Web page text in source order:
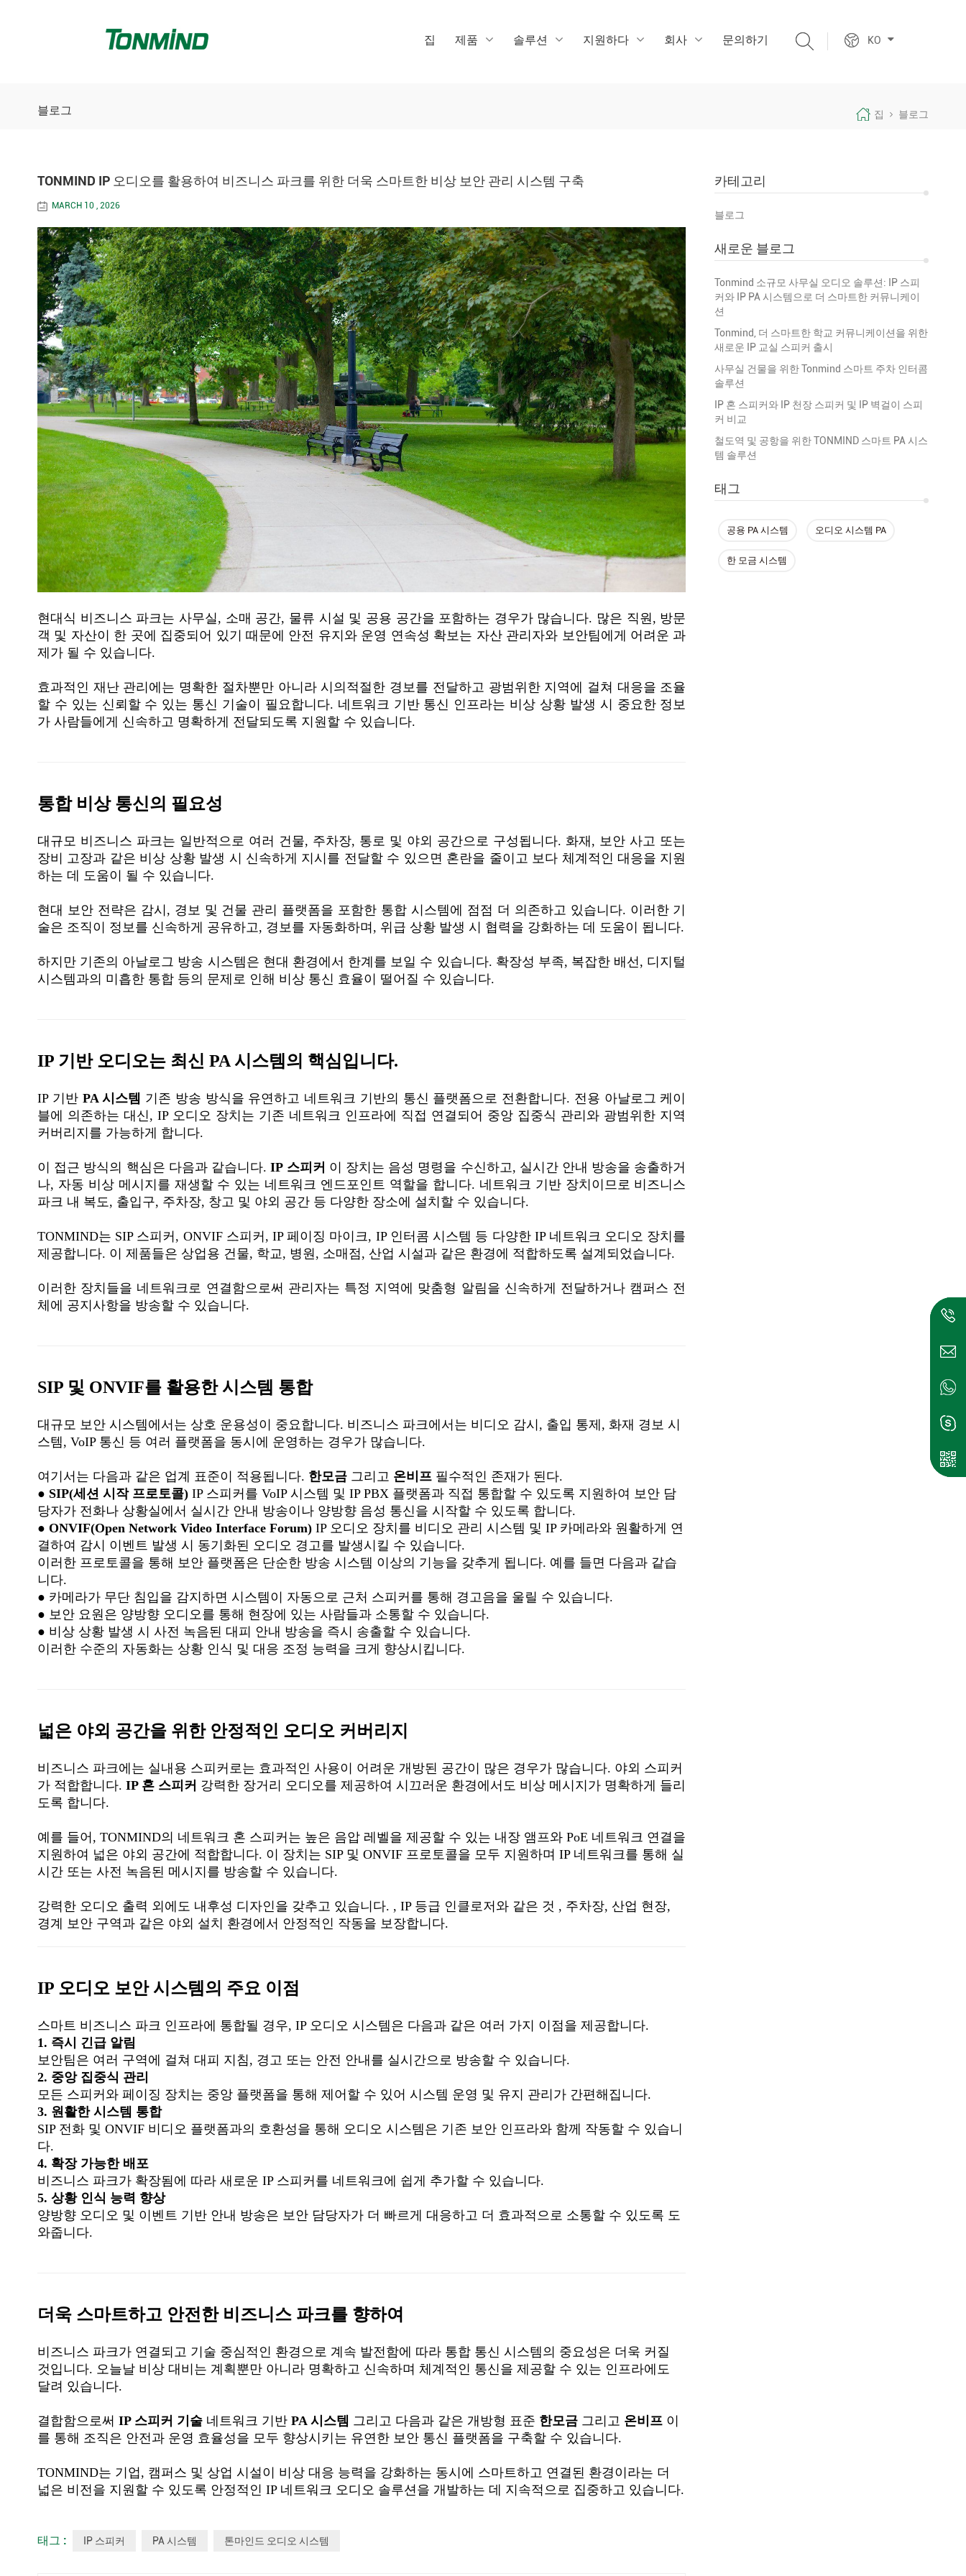
KO
집 제품 솔루션 지원하다 회사 문의하기
블로그 집 블로그
카테고리
블로그
새로운 블로그
Tonmind 소규모 사무실 오디오 솔루션: IP 스피
커와 IP PA 시스템으로 더 스마트한 커뮤니케이
션
Tonmind, 더 스마트한 학교 커뮤니케이션을 위한
새로운 IP 교실 스피커 출시
사무실 건물을 위한 Tonmind 스마트 주차 인터콤
솔루션
IP 혼 스피커와 IP 천장 스피커 및 IP 벽걸이 스피
커 비교
철도역 및 공항을 위한 TONMIND 스마트 PA 시스
템 솔루션
태그
공용 PA 시스템 오디오 시스템 PA
한 모금 시스템
TONMIND IP 오디오를 활용하여 비즈니스 파크를 위한 더욱 스마트한 비상 보안 관리 시스템 구축
MARCH 10 , 2026
현대식 비즈니스 파크는 사무실, 소매 공간, 물류 시설 및 공용 공간을 포함하는 경우가 많습니다. 많은 직원, 방문
객 및 자산이 한 곳에 집중되어 있기 때문에 안전 유지와 운영 연속성 확보는 자산 관리자와 보안팀에게 어려운 과
제가 될 수 있습니다.
효과적인 재난 관리에는 명확한 절차뿐만 아니라 시의적절한 경보를 전달하고 광범위한 지역에 걸쳐 대응을 조율
할 수 있는 신뢰할 수 있는 통신 기술이 필요합니다. 네트워크 기반 통신 인프라는 비상 상황 발생 시 중요한 정보
가 사람들에게 신속하고 명확하게 전달되도록 지원할 수 있습니다.
통합 비상 통신의 필요성
대규모 비즈니스 파크는 일반적으로 여러 건물, 주차장, 통로 및 야외 공간으로 구성됩니다. 화재, 보안 사고 또는
장비 고장과 같은 비상 상황 발생 시 신속하게 지시를 전달할 수 있으면 혼란을 줄이고 보다 체계적인 대응을 지원
하는 데 도움이 될 수 있습니다.
현대 보안 전략은 감시, 경보 및 건물 관리 플랫폼을 포함한 통합 시스템에 점점 더 의존하고 있습니다. 이러한 기
술은 조직이 정보를 신속하게 공유하고, 경보를 자동화하며, 위급 상황 발생 시 협력을 강화하는 데 도움이 됩니다.
하지만 기존의 아날로그 방송 시스템은 현대 환경에서 한계를 보일 수 있습니다. 확장성 부족, 복잡한 배선, 디지털
시스템과의 미흡한 통합 등의 문제로 인해 비상 통신 효율이 떨어질 수 있습니다.
IP 기반 오디오는 최신 PA 시스템의 핵심입니다.
IP 기반 PA 시스템 기존 방송 방식을 유연하고 네트워크 기반의 통신 플랫폼으로 전환합니다. 전용 아날로그 케이
블에 의존하는 대신, IP 오디오 장치는 기존 네트워크 인프라에 직접 연결되어 중앙 집중식 관리와 광범위한 지역
커버리지를 가능하게 합니다.
이 접근 방식의 핵심은 다음과 같습니다.IP 스피커 이 장치는 음성 명령을 수신하고, 실시간 안내 방송을 송출하거
나, 자동 비상 메시지를 재생할 수 있는 네트워크 엔드포인트 역할을 합니다. 네트워크 기반 장치이므로 비즈니스
파크 내 복도, 출입구, 주차장, 창고 및 야외 공간 등 다양한 장소에 설치할 수 있습니다.
TONMIND는 SIP 스피커, ONVIF 스피커, IP 페이징 마이크, IP 인터콤 시스템 등 다양한 IP 네트워크 오디오 장치를
제공합니다. 이 제품들은 상업용 건물, 학교, 병원, 소매점, 산업 시설과 같은 환경에 적합하도록 설계되었습니다.
이러한 장치들을 네트워크로 연결함으로써 관리자는 특정 지역에 맞춤형 알림을 신속하게 전달하거나 캠퍼스 전
체에 공지사항을 방송할 수 있습니다.
SIP 및 ONVIF를 활용한 시스템 통합
대규모 보안 시스템에서는 상호 운용성이 중요합니다. 비즈니스 파크에서는 비디오 감시, 출입 통제, 화재 경보 시
스템, VoIP 통신 등 여러 플랫폼을 동시에 운영하는 경우가 많습니다.
여기서는 다음과 같은 업계 표준이 적용됩니다. 한모금 그리고 온비프 필수적인 존재가 된다.
● SIP(세션 시작 프로토콜)IP 스피커를 VoIP 시스템 및 IP PBX 플랫폼과 직접 통합할 수 있도록 지원하여 보안 담
당자가 전화나 상황실에서 실시간 안내 방송이나 양방향 음성 통신을 시작할 수 있도록 합니다.
●ONVIF(Open Network Video Interface Forum)IP 오디오 장치를 비디오 관리 시스템 및 IP 카메라와 원활하게 연
결하여 감시 이벤트 발생 시 동기화된 오디오 경고를 발생시킬 수 있습니다.
이러한 프로토콜을 통해 보안 플랫폼은 단순한 방송 시스템 이상의 기능을 갖추게 됩니다. 예를 들면 다음과 같습
니다.
● 카메라가 무단 침입을 감지하면 시스템이 자동으로 근처 스피커를 통해 경고음을 울릴 수 있습니다.
● 보안 요원은 양방향 오디오를 통해 현장에 있는 사람들과 소통할 수 있습니다.
● 비상 상황 발생 시 사전 녹음된 대피 안내 방송을 즉시 송출할 수 있습니다.
이러한 수준의 자동화는 상황 인식 및 대응 조정 능력을 크게 향상시킵니다.
넓은 야외 공간을 위한 안정적인 오디오 커버리지
비즈니스 파크에는 실내용 스피커로는 효과적인 사용이 어려운 개방된 공간이 많은 경우가 많습니다. 야외 스피커
가 적합합니다.IP 혼 스피커 강력한 장거리 오디오를 제공하여 시끄러운 환경에서도 비상 메시지가 명확하게 들리
도록 합니다.
예를 들어, TONMIND의 네트워크 혼 스피커는 높은 음압 레벨을 제공할 수 있는 내장 앰프와 PoE 네트워크 연결을
지원하여 넓은 야외 공간에 적합합니다. 이 장치는 SIP 및 ONVIF 프로토콜을 모두 지원하며 IP 네트워크를 통해 실
시간 또는 사전 녹음된 메시지를 방송할 수 있습니다.
강력한 오디오 출력 외에도 내후성 디자인을 갖추고 있습니다. ,IP 등급 인클로저와 같은 것 , 주차장, 산업 현장,
경계 보안 구역과 같은 야외 설치 환경에서 안정적인 작동을 보장합니다.
IP 오디오 보안 시스템의 주요 이점
스마트 비즈니스 파크 인프라에 통합될 경우, IP 오디오 시스템은 다음과 같은 여러 가지 이점을 제공합니다.
1. 즉시 긴급 알림
보안팀은 여러 구역에 걸쳐 대피 지침, 경고 또는 안전 안내를 실시간으로 방송할 수 있습니다.
2. 중앙 집중식 관리
모든 스피커와 페이징 장치는 중앙 플랫폼을 통해 제어할 수 있어 시스템 운영 및 유지 관리가 간편해집니다.
3. 원활한 시스템 통합
SIP 전화 및 ONVIF 비디오 플랫폼과의 호환성을 통해 오디오 시스템은 기존 보안 인프라와 함께 작동할 수 있습니
다.
4. 확장 가능한 배포
비즈니스 파크가 확장됨에 따라 새로운 IP 스피커를 네트워크에 쉽게 추가할 수 있습니다.
5. 상황 인식 능력 향상
양방향 오디오 및 이벤트 기반 안내 방송은 보안 담당자가 더 빠르게 대응하고 더 효과적으로 소통할 수 있도록 도
와줍니다.
더욱 스마트하고 안전한 비즈니스 파크를 향하여
비즈니스 파크가 연결되고 기술 중심적인 환경으로 계속 발전함에 따라 통합 통신 시스템의 중요성은 더욱 커질
것입니다. 오늘날 비상 대비는 계획뿐만 아니라 명확하고 신속하며 체계적인 통신을 제공할 수 있는 인프라에도
달려 있습니다.
결합함으로써IP 스피커 기술 네트워크 기반PA 시스템 그리고 다음과 같은 개방형 표준 한모금 그리고 온비프 이
를 통해 조직은 안전과 운영 효율성을 모두 향상시키는 유연한 보안 통신 플랫폼을 구축할 수 있습니다.
TONMIND는 기업, 캠퍼스 및 상업 시설이 비상 대응 능력을 강화하는 동시에 스마트하고 연결된 환경이라는 더
넓은 비전을 지원할 수 있도록 안정적인 IP 네트워크 오디오 솔루션을 개발하는 데 지속적으로 집중하고 있습니다.
태그 : IP 스피커 PA 시스템 톤마인드 오디오 시스템